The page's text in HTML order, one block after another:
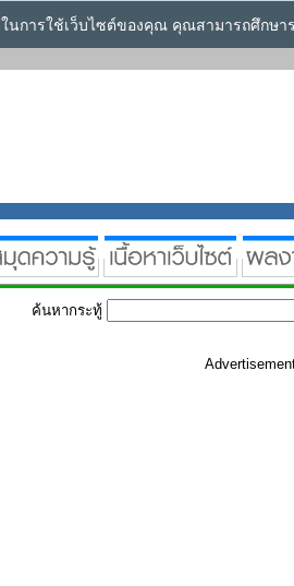
การใช้เว็บไซต์ของคุณ คุณสามารถศึกษาร
ค้นหากระทู้